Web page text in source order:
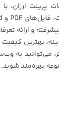
پرینت ارزان،
و ارائه
بهترین
می‌توانید به
بهره‌مند شوید.